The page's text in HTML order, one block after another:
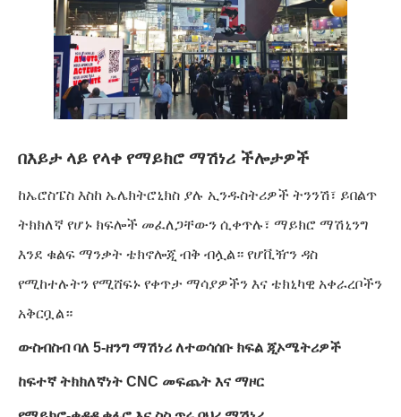
በእይታ ላይ የላቀ የማይክሮ ማሽነሪ ችሎታዎች
ከኤሮስፔስ እስከ ኤሌክትሮኒክስ ያሉ ኢንዱስትሪዎች ትንንሽ፣ ይበልጥ
ትክክለኛ የሆኑ ክፍሎች መፈለጋቸውን ሲቀጥሉ፣ ማይክሮ ማሽኒንግ
እንደ ቁልፍ ማንቃት ቴክኖሎጂ ብቅ ብሏል። የሆቪዥን ዳስ
የሚከተሉትን የሚሸፍኑ የቀጥታ ማሳያዎችን እና ቴክኒካዊ አቀራረቦችን
አቅርቧል።
ውስብስብ ባለ 5-ዘንግ ማሽነሪ ለተወሳሰቡ ክፍል ጂኦሜትሪዎች
ከፍተኛ ትክክለኛነት CNC መፍጨት እና ማዞር